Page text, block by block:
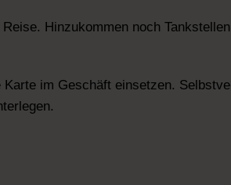
Hinzukommen noch
im Geschäft einsetzen.